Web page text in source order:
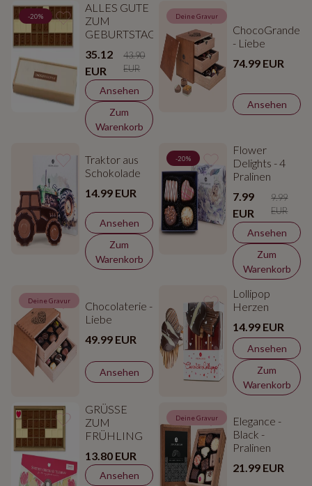
-20%
ALLES GUTE
ZUM
GEBURTSTAG
35.12
EUR
43.90
EUR
Ansehen
Zum
Warenkorb
Deine Gravur
ChocoGrande
- Liebe
74.99 EUR
Ansehen
Traktor aus
Schokolade
14.99 EUR
Ansehen
Zum
Warenkorb
-20%
Flower
Delights - 4
Pralinen
7.99
EUR
9.99
EUR
Ansehen
Zum
Warenkorb
Deine Gravur
Chocolaterie -
Liebe
49.99 EUR
Ansehen
Lollipop
Herzen
14.99 EUR
Ansehen
Zum
Warenkorb
GRÜSSE
ZUM
FRÜHLING
13.80 EUR
Ansehen
Deine Gravur
Elegance -
Black -
Pralinen
21.99 EUR